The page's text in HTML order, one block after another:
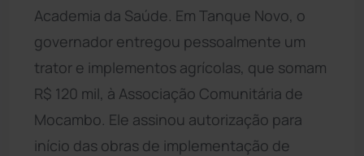
Academia da Saúde. Em Tanque Novo, o
governador entregou pessoalmente um
trator e implementos agrícolas, que somam
R$ 120 mil, à Associação Comunitária de
Mocambo. Ele assinou autorização para
início das obras de implementação de